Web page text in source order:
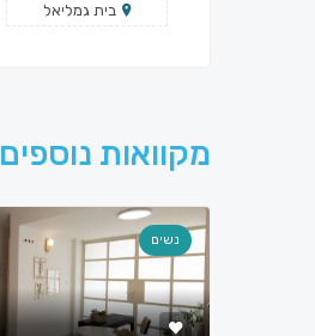
בית גמליאל
מקוואות נוספים
נשים